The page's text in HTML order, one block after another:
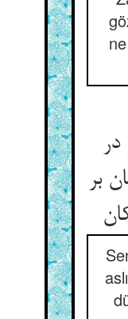
بر